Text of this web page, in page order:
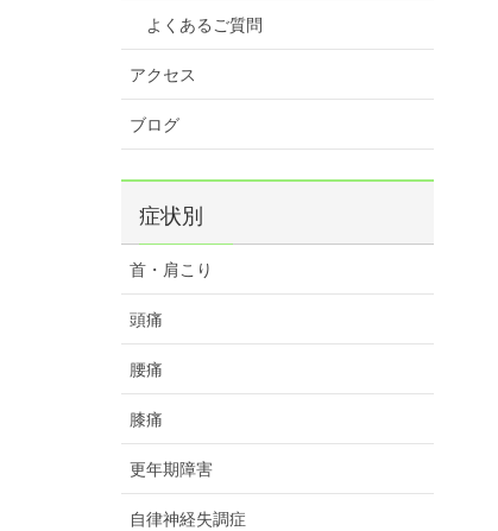
よくあるご質問
アクセス
ブログ
症状別
首・肩こり
頭痛
腰痛
膝痛
更年期障害
自律神経失調症